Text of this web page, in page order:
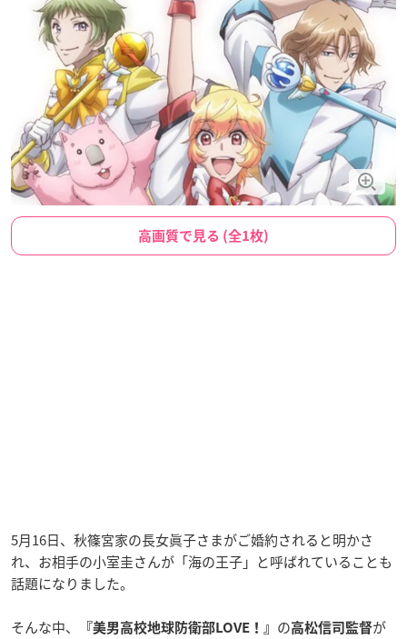
高画質で見る (全1枚)
5月16日、秋篠宮家の長女眞子さまがご婚約されると明かさ
れ、お相手の小室圭さんが「海の王子」と呼ばれていることも
話題になりました。
そんな中、 『美男高校地球防衛部LOVE！』 の高松信司監督が